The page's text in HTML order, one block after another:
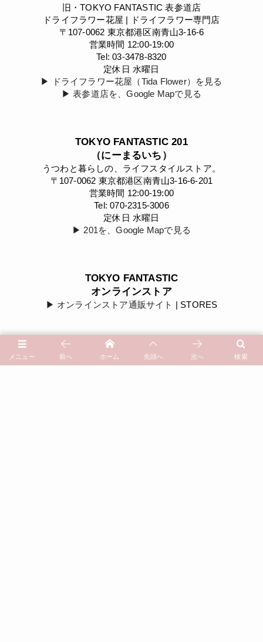
旧・TOKYO FANTASTIC 表参道店
ドライフラワー花屋 | ドライフラワー専門店
〒107-0062 東京都港区南青山3-16-6
営業時間 12:00-19:00
Tel: 03-3478-8320
定休日 水曜日
▶︎ ドライフラワー花屋（Tida Flower）を見る
▶︎ 表参道店を、Google Mapで見る
TOKYO FANTASTIC 201
（にーまるいち）
うつわと暮らしの、ライフスタイルストア。
〒107-0062 東京都港区南青山3-16-6-201
営業時間 12:00-19:00
Tel: 070-2315-3006
定休日 水曜日
▶︎ 201を、Google Mapで見る
TOKYO FANTASTIC
オンラインストア
▶︎ オンラインストア通販サイト | STORES
Instagram
@tokyofantastic| Instagram
メニュー 検索
前へ ホーム 先頭へ 次へ